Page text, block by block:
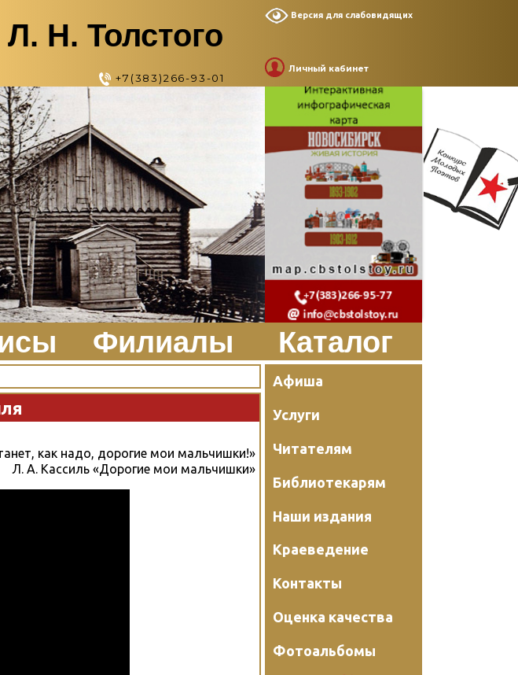
Н. Толстого
+7(383)266-93-01
Версия для слабовидящих
Личный кабинет
Филиалы Каталог
как надо, дорогие мои мальчишки!»
Л. А. Кассиль «Дорогие мои мальчишки»
Афиша
Услуги
Читателям
Библиотекарям
Наши издания
Краеведение
Контакты
Оценка качества
Фотоальбомы